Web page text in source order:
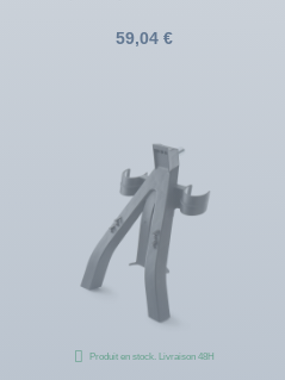
59,04 €
Produit en stock. Livraison 48H